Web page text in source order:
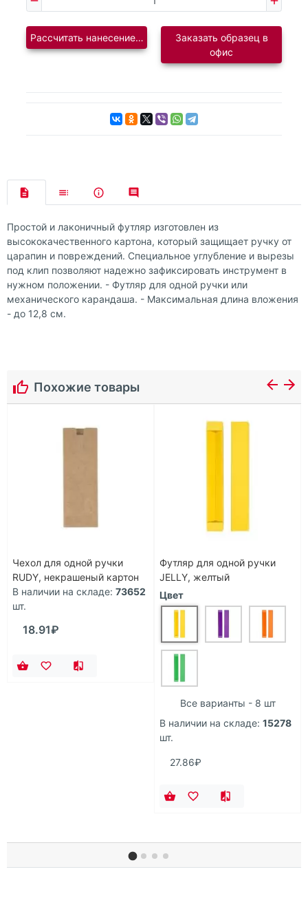
Рассчитать нанесение логотипаЗаказать образец в
офис
Простой и лаконичный футляр изготовлен из
высококачественного картона, который защищает ручку от
царапин и повреждений. Специальное углубление и вырезы
под клип позволяют надежно зафиксировать инструмент в
нужном положении. - Футляр для одной ручки или
механического карандаша. - Максимальная длина вложения
- до 12,8 см.
Похожие товары
Чехол для одной ручки
RUDY, некрашеный картон
В наличии на складе: 73652
шт.
18.91₽
Футляр для одной ручки
JELLY, желтый
Цвет
Все варианты - 8 шт
В наличии на складе: 15278
шт.
27.86₽